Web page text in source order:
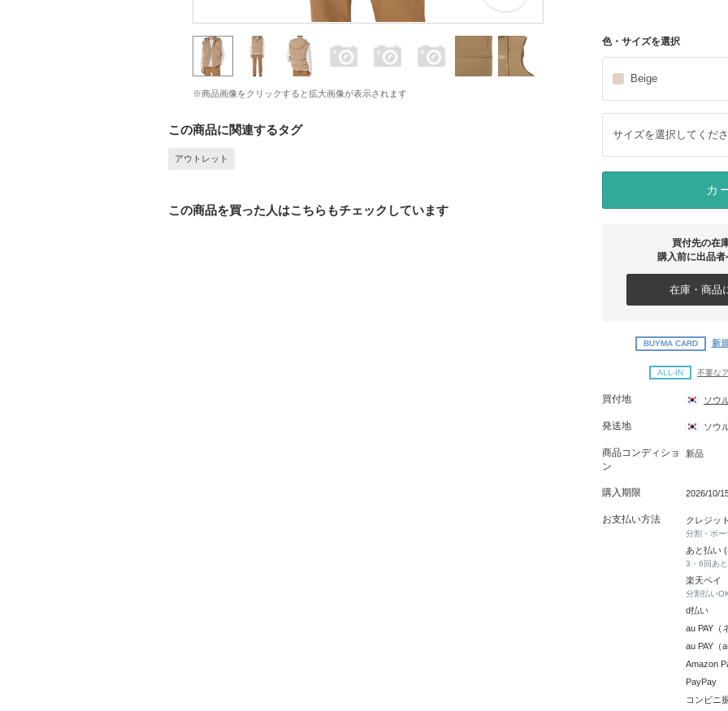
※商品画像をクリックすると拡大画像が表示されます
この商品に関連するタグ
アウトレット
この商品を買った人はこちらもチェックしています
色・サイズを選択
Beige
サイズを選択してくだ
カ
買付先の在
購入前に出品者
在庫・商品
BUYMA CARD 新
ALL-IN 不要な
買付地 ソウ
発送地 ソウ
商品コンディショ
ン
新品
購入期限 2026/10/
お支払い方法 クレジッ
分割・ボー
あと払い
3・6回あ
楽天ペイ
分割払い
d払い
au PAY（
au PAY（
Amazon
PayPay
コンビニ